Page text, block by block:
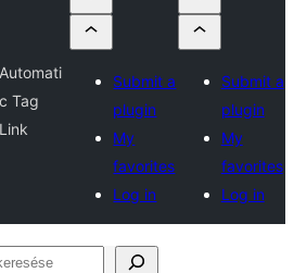
Automati
c Tag
Link
Submit a
plugin
My
favorites
Log in
Submit a
plugin
My
favorites
Log in